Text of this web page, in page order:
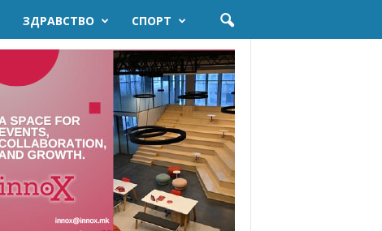
ЗДРАВСТВО СПОРТ